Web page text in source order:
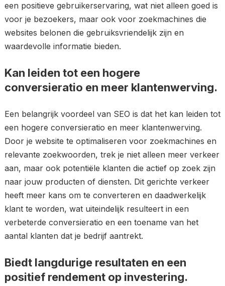
een positieve gebruikerservaring, wat niet alleen goed is
voor je bezoekers, maar ook voor zoekmachines die
websites belonen die gebruiksvriendelijk zijn en
waardevolle informatie bieden.
Kan leiden tot een hogere
conversieratio en meer klantenwerving.
Een belangrijk voordeel van SEO is dat het kan leiden tot
een hogere conversieratio en meer klantenwerving.
Door je website te optimaliseren voor zoekmachines en
relevante zoekwoorden, trek je niet alleen meer verkeer
aan, maar ook potentiële klanten die actief op zoek zijn
naar jouw producten of diensten. Dit gerichte verkeer
heeft meer kans om te converteren en daadwerkelijk
klant te worden, wat uiteindelijk resulteert in een
verbeterde conversieratio en een toename van het
aantal klanten dat je bedrijf aantrekt.
Biedt langdurige resultaten en een
positief rendement op investering.